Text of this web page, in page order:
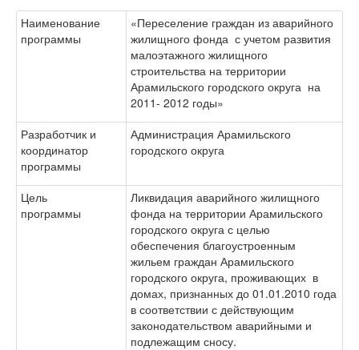
Наименование
программы
«Переселение граждан из аварийного
жилищного фонда с учетом развития
малоэтажного жилищного
строительства на территории
Арамильского городского округа на
2011- 2012 годы»
Разработчик и
координатор
программы
Администрация Арамильского
городского округа
Цель
программы
Ликвидация аварийного жилищного
фонда на территории Арамильского
городского округа с целью
обеспечения благоустроенным
жильем граждан Арамильского
городского округа, проживающих в
домах, признанных до 01.01.2010 года
в соответствии с действующим
законодательством аварийными и
подлежащим сносу.